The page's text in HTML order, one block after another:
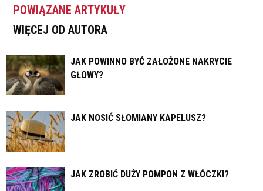
POWIĄZANE ARTYKUŁY
WIĘCEJ OD AUTORA
JAK POWINNO BYĆ ZAŁOŻONE NAKRYCIE
GŁOWY?
JAK NOSIĆ SŁOMIANY KAPELUSZ?
JAK ZROBIĆ DUŻY POMPON Z WŁÓCZKI?